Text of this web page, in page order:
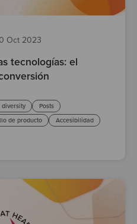
Oct 2023
tecnologías: el
diversity
Posts
de producto
Accesibilidad